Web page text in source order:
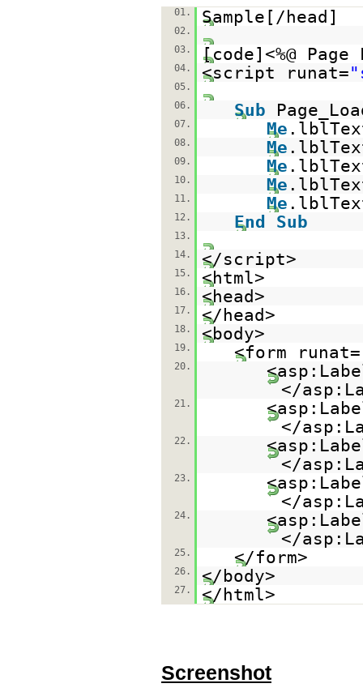
01. Sample[/head]
02.
03.
[code]<%@ Page
04. <script runat=
05.
06.
Sub
07. Me
08. Me
09. Me
10. Me
11. Me
12. End Sub
13.
14.
</script>
15. <html>
16. <head>
17. </head>
18. <body>
19. <form runat=
20.
</
21.
</
22.
</
23.
</
24.
</
25. </form>
26. </body>
27. </html>
Screenshot